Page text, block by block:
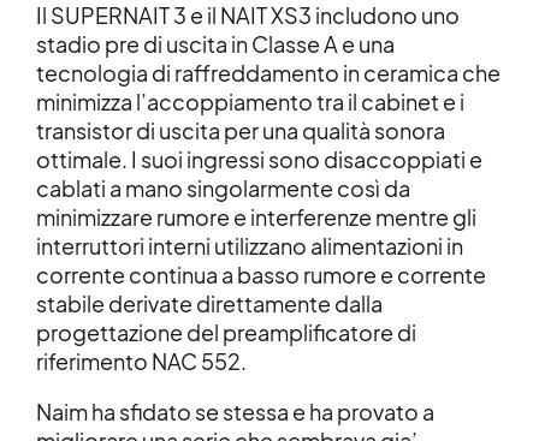
Il SUPERNAIT 3 e il NAIT XS3 includono uno
stadio pre di uscita in Classe A e una
tecnologia di raffreddamento in ceramica che
minimizza l’accoppiamento tra il cabinet e i
transistor di uscita per una qualità sonora
ottimale. I suoi ingressi sono disaccoppiati e
cablati a mano singolarmente così da
minimizzare rumore e interferenze mentre gli
interruttori interni utilizzano alimentazioni in
corrente continua a basso rumore e corrente
stabile derivate direttamente dalla
progettazione del preamplificatore di
riferimento NAC 552.
Naim ha sfidato se stessa e ha provato a